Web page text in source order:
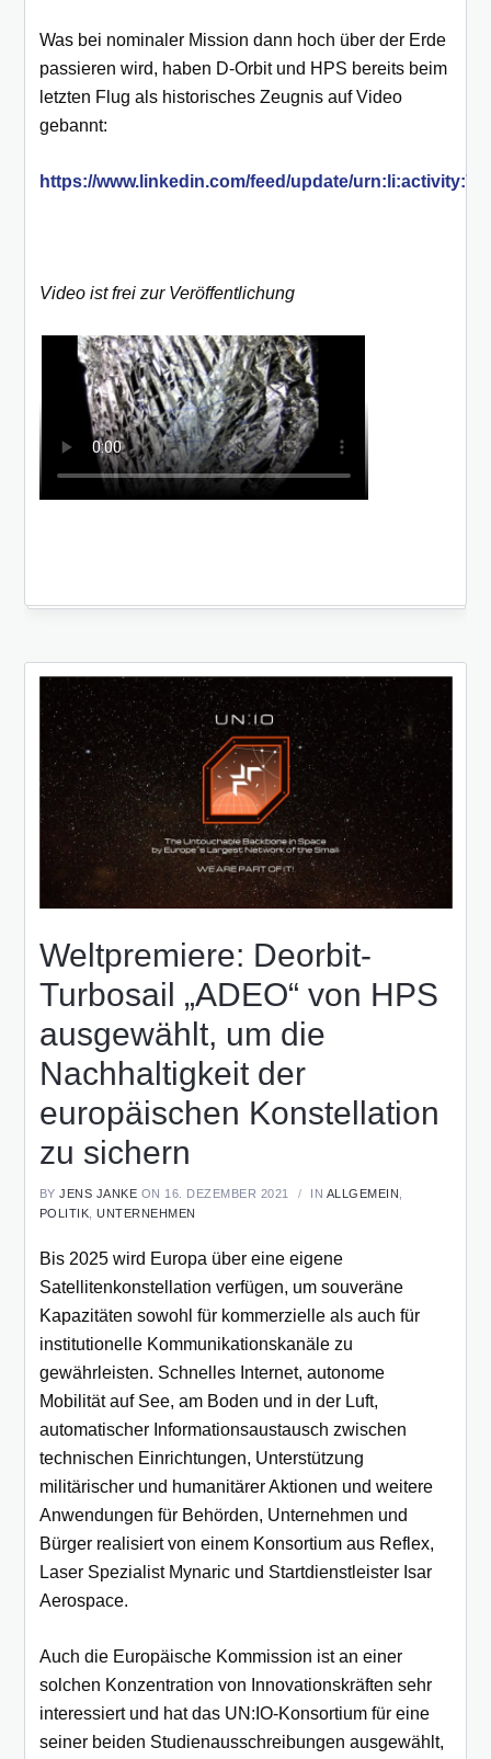
Was bei nominaler Mission dann hoch über der Erde
passieren wird, haben D-Orbit und HPS bereits beim
letzten Flug als historisches Zeugnis auf Video
gebannt:
https://www.linkedin.com/feed/update/
Video ist frei zur Veröffentlichung
Weltpremiere: Deorbit-
Turbosail „ADEO“ von HPS
ausgewählt, um die
Nachhaltigkeit der
europäischen Konstellation
zu sichern
BY JENS JANKE ON 16. DEZEMBER 2021 IN ALLGEMEIN
POLITIK UNTERNEHMEN
Bis 2025 wird Europa über eine eigene
Satellitenkonstellation verfügen, um souveräne
Kapazitäten sowohl für kommerzielle als auch für
institutionelle Kommunikationskanäle zu
gewährleisten. Schnelles Internet, autonome
Mobilität auf See, am Boden und in der Luft,
automatischer Informationsaustausch zwischen
technischen Einrichtungen, Unterstützung
militärischer und humanitärer Aktionen und weitere
Anwendungen für Behörden, Unternehmen und
Bürger realisiert von einem Konsortium aus Reflex,
Laser Spezialist Mynaric und Startdienstleister Isar
Aerospace.
Auch die Europäische Kommission ist an einer
solchen Konzentration von Innovationskräften sehr
interessiert und hat das UN:IO-Konsortium für eine
seiner beiden Studienausschreibungen ausgewählt,